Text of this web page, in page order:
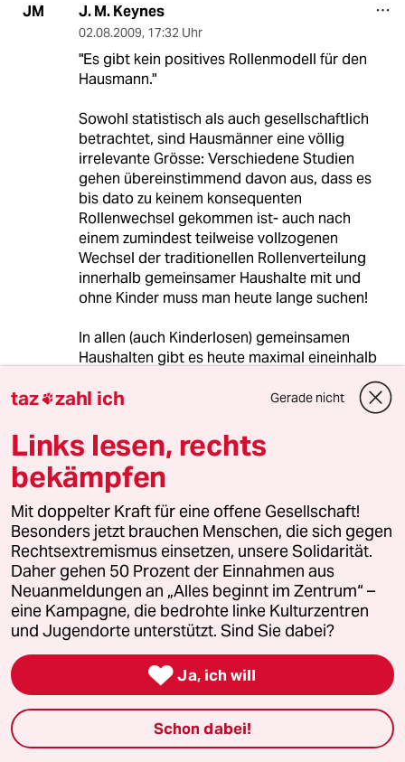
JM J. M. Keynes
02.08.2009, 17:32 Uhr
"Es gibt kein positives Rollenmodell für den
Hausmann."
Sowohl statistisch als auch gesellschaftlich
betrachtet, sind Hausmänner eine völlig
irrelevante Grösse: Verschiedene Studien
gehen übereinstimmend davon aus, dass es
bis dato zu keinem konsequenten
Rollenwechsel gekommen ist- auch nach
einem zumindest teilweise vollzogenen
Wechsel der traditionellen Rollenverteilung
innerhalb gemeinsamer Haushalte mit und
ohne Kinder muss man heute lange suchen!
In allen (auch Kinderlosen) gemeinsamen
Haushalten gibt es heute maximal eineinhalb
Prozent Hausmänner! Ergo gibt es also auch
genausoviele Alleinernährerinnen- und das
Frauenförderung bis zum Geht-nicht-mehr!
Da ist doch etwas schiefgelaufen, oder?
HS Horst Schmidt
02.08.2009,14:57 Uhr
"Männer rutschen aus dem Blick?" Wie soll das
gehen? Männer waren noch niemals im
Blickwinkel wenn es um Familienpolitik ging.
Maßstab waren und sind einzig und allein die
Frauen, die Mütter, niemals aber die Väter. Es
war zu lesen, daß Frau von der Leyen
Vätergruppen sogar das Gespräch verweigert.
Das männliche Geschlecht hat in der
familienpolitischen Debatte seit Jahrzehnten
taz zahl ich Gerade nicht
Links lesen, rechts
bekämpfen
Mit doppelter Kraft für eine offene Gesellschaft!
Besonders jetzt brauchen Menschen, die sich gegen
Rechtsextremismus einsetzen, unsere Solidarität.
Daher gehen 50 Prozent der Einnahmen aus
Neuanmeldungen an „Alles beginnt im Zentrum“ –
eine Kampagne, die bedrohte linke Kulturzentren
und Jugendorte unterstützt. Sind Sie dabei?
 Ja, ich will
Schon dabei!